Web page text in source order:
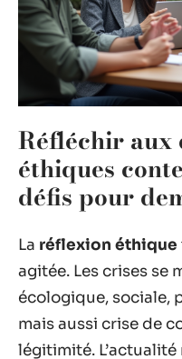
Réfléchir aux
éthiques
défis pour
La réflexion éthique
agitée. Les crises se
écologique, sociale,
mais aussi crise de
légitimité.